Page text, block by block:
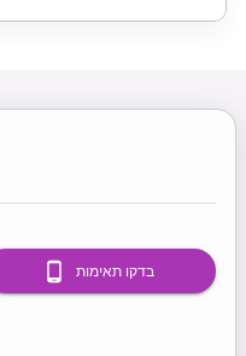
בדקו תאימות